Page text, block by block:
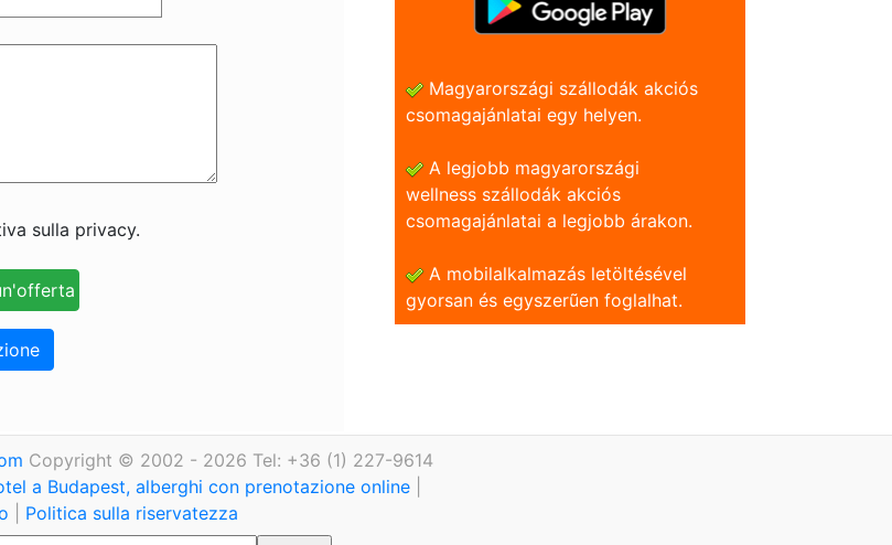
sulla privacy.
Magyarországi szállodák akciós
csomagajánlatai egy helyen.
A legjobb magyarországi
wellness szállodák akciós
csomagajánlatai a legjobb árakon.
A mobilalkalmazás letöltésével
gyorsan és egyszerũen foglalhat.
Copyright © 2002 - 2026 Tel: +36 (1) 227-9614
a Budapest, alberghi con prenotazione online
Politica sulla riservatezza